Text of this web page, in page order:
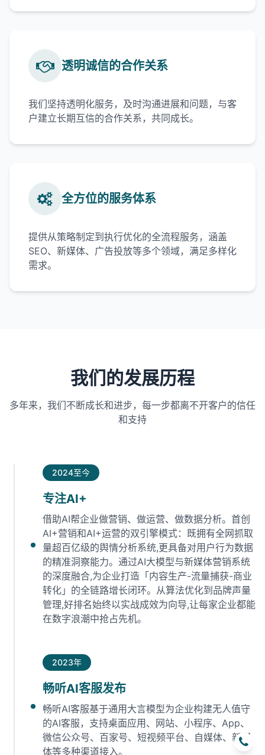
透明诚信的合作关系
我们坚持透明化服务，及时沟通进展和问题，与客
户建立长期互信的合作关系，共同成长。
全方位的服务体系
提供从策略制定到执行优化的全流程服务，涵盖
SEO、新媒体、广告投放等多个领域，满足多样化
需求。
我们的发展历程
多年来，我们不断成长和进步，每一步都离不开客户的信任
和支持
2024至今
专注AI+
借助AI帮企业做营销、做运营、做数据分析。首创
AI+营销和AI+运营的双引擎模式：既拥有全网抓取
量超百亿级的舆情分析系统,更具备对用户行为数据
的精准洞察能力。通过AI大模型与新媒体营销系统
的深度融合,为企业打造「内容生产-流量捕获-商业
转化」的全链路增长闭环‌。从算法优化到品牌声量
管理,好排名始终以实战成效为向导,让每家企业都能
在数字浪潮中抢占先机‌。
2023年
畅听AI客服发布
畅听AI客服基于通用大言模型为企业构建无人值守
的AI客服，支持桌面应用、网站、小程序、App、
微信公众号、百家号、短视频平台、自媒体、新媒
体等多种渠道接入。